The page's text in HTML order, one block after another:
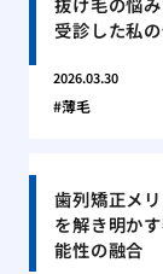
受診した私
2026.03.30
薄毛
歯列矯正メ
を解き明か
能性の融合